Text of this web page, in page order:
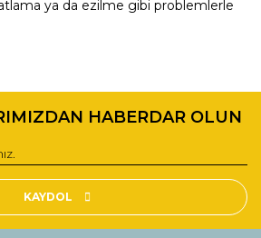
ya da ezilme gibi problemlerle
noktaları öneri formunu
için teşekkür ederiz.
bozuk veya görüntülenemiyor.
eksik bilgiler bulunuyor.
HABERDAR OLUN
KAYDOL